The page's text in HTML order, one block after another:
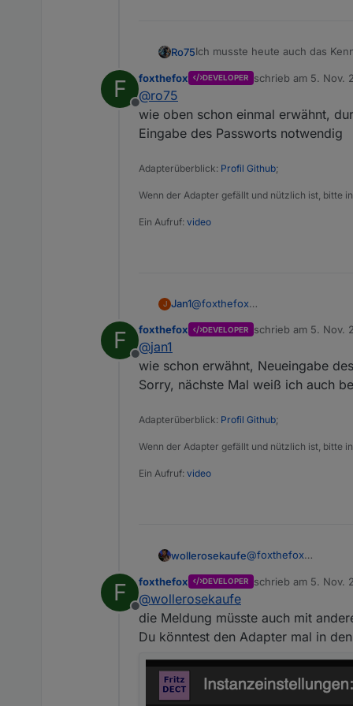
Ro75Ich musste heute auch das
hatte.
Ro75.
F
Offline
foxthefox DEVELOPER schrieb am 5. Nov.
zuletzt editiert von
@ro75
wie oben schon einmal erwähnt,
Eingabe des Passworts notwendig
Adapterüberblick: Profil Github;
Wenn der Adapter gefällt und nützlich ist, bitte
Ein Aufruf: video
J Jan1@foxthefox
endlich funktioniert hatte, noch
über den Adapter steuere, war
Bei mir half letztendlich nur
habe. Ob das jetzt wirklich das
kann ich auch nicht sagen, da
angesprungen sind und
Hatte dann meine Steuerung
F
Offline
foxthefox DEVELOPER schrieb am 5. Nov.
zuletzt editiert von
@jan1
wie schon erwähnt, Neueingabe
Sorry, nächste Mal weiß ich auch
Adapterüberblick: Profil Github;
Wenn der Adapter gefällt und nützlich ist, bitte
Ein Aufruf: video
wollerosekaufe@foxthefox
bei jedem abruf/lauf
diese meldungen
strict mode:
ich hatte ja noch kein
2.5.5 frisch via npm
F
Offline
foxthefox DEVELOPER schrieb am 5. Nov.
zuletzt editiert von
@wollerosekaufe
die Meldung müsste auch mit
Du könntest den Adapter mal in